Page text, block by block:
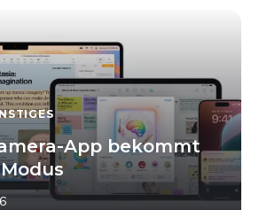
App bekommt